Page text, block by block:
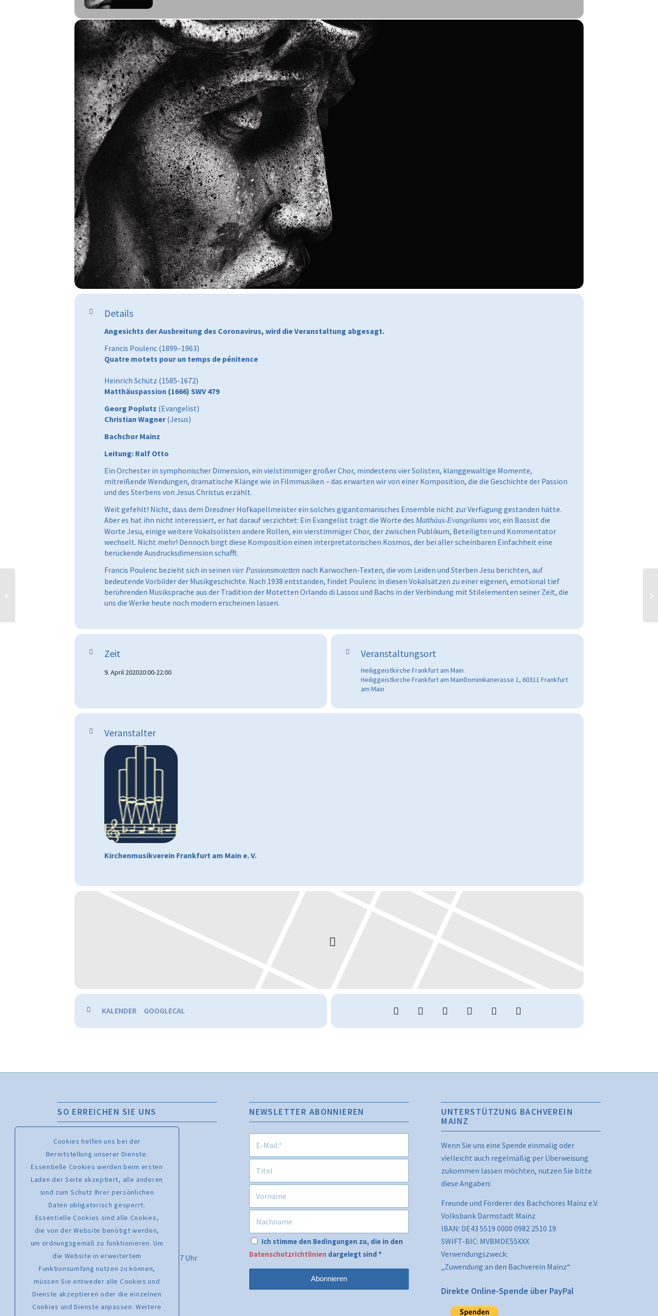
Details
Angesichts der Ausbreitung des Coronavirus, wird die Veranstaltung abgesagt.
Francis Poulenc (1899–1963)
Quatre motets pour un temps de pénitence
Heinrich Schütz (1585-1672)
Matthäuspassion (1666) SWV 479
Georg Poplutz (Evangelist)
Christian Wagner(Jesus)
Bachchor Mainz
Leitung: Ralf Otto
Ein Orchester in symphonischer Dimension, ein vielstimmiger großer Chor, mindestens vier Solisten, klanggewaltige Momente,
mitreißende Wendungen, dramatische Klänge wie in Filmmusiken – das erwarten wir von einer Komposition, die die Geschichte der Passion
und des Sterbens von Jesus Christus erzählt.
Weit gefehlt! Nicht, dass dem Dresdner Hofkapellmeister ein solches gigantomanisches Ensemble nicht zur Verfügung gestanden hätte.
Aber es hat ihn nicht interessiert, er hat darauf verzichtet: Ein Evangelist trägt die Worte des Matthäus-Evangeliums vor, ein Bassist die
Worte Jesu, einige weitere Vokalsolisten andere Rollen, ein vierstimmiger Chor, der zwischen Publikum, Beteiligten und Kommentator
wechselt. Nicht mehr! Dennoch birgt diese Komposition einen interpretatorischen Kosmos, der bei aller scheinbaren Einfachheit eine
berückende Ausdrucksdimension schafft.
Francis Poulenc bezieht sich in seinen vier Passionsmotetten nach Karwochen-Texten, die vom Leiden und Sterben Jesu berichten, auf
bedeutende Vorbilder der Musikgeschichte. Nach 1938 entstanden, findet Poulenc in diesen Vokalsätzen zu einer eigenen, emotional tief
berührenden Musiksprache aus der Tradition der Motetten Orlando di Lassos und Bachs in der Verbindung mit Stilelementen seiner Zeit, die
uns die Werke heute noch modern erscheinen lassen.
Zeit
9. April 202020:00-22:00
Veranstaltungsort
Heiliggeistkirche Frankfurt am Main
Heiliggeistkirche Frankfurt am MainDominikanerasse 1, 60311 Frankfurt
am Main
Veranstalter
Kirchenmusikverein Frankfurt am Main e. V.
KALENDER GOOGLECAL
SO ERREICHEN SIE UNS
Chormanagement – Melanie Leising
Telefon: 0176 46760701
www.bachchormainz.de
www.facebook.com/bachchor.mz
info@bachchormainz.de
Kartenhotline: 06723 602170
Montag bis Freitag von 9.30 Uhr bis 17 Uhr
Kartenverkauf per E-Mail:
karten@tickets-fuer-rhein-main.de
NEWSLETTER ABONNIEREN
Ich stimme den Bedingungen zu, die in den
Datenschutzrichtlinien dargelegt sind*
UNTERSTÜTZUNG BACHVEREIN
MAINZ
Wenn Sie uns eine Spende einmalig oder
vielleicht auch regelmäßig per Überweisung
zukommen lassen möchten, nutzen Sie bitte
diese Angaben:
Freunde und Förderer des Bachchores Mainz e.V.
Volksbank Darmstadt Mainz
IBAN: DE43 5519 0000 0982 2510 19
SWIFT-BIC: MVBMDE55XXX
Verwendungszweck:
„Zuwendung an den Bachverein Mainz“
Direkte Online-Spende über PayPal
Cookies helfen uns bei der
Bereitstellung unserer Dienste.
Essentielle Cookies werden beim ersten
Laden der Seite akzeptiert, alle anderen
sind zum Schutz Ihrer persönlichen
Daten obligatorisch gesperrt.
Essentielle Cookies sind alle Cookies,
die von der Website benötigt werden,
um ordnungsgemäß zu funktionieren. Um
die Website in erweitertem
Funktionsumfang nutzen zu können,
müssen Sie entweder alle Cookies und
Dienste akzeptieren oder die einzelnen
Cookies und Dienste anpassen. Weitere